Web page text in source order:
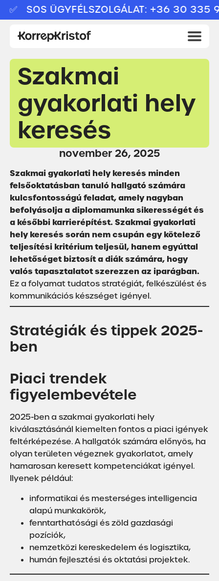
SOS ÜGYFÉLSZOLGÁLAT: +36 30 335
Szakmai
gyakorlati hely
keresés
november 26, 2025
Szakmai gyakorlati hely keresés minden
felsőoktatásban tanuló hallgató számára
kulcsfontosságú feladat, amely nagyban
befolyásolja a diplomamunka sikerességét és
a későbbi karrierépítést. Szakmai gyakorlati
hely keresés során nem csupán egy kötelező
teljesítési kritérium teljesül, hanem egyúttal
lehetőséget biztosít a diák számára, hogy
valós tapasztalatot szerezzen az iparágban.
Ez a folyamat tudatos stratégiát, felkészülést és
kommunikációs készséget igényel.
Stratégiák és tippek 2025-
ben
Piaci trendek
figyelembevétele
2025-ben a szakmai gyakorlati hely
kiválasztásánál kiemelten fontos a piaci igények
feltérképezése. A hallgatók számára előnyös, ha
olyan területen végeznek gyakorlatot, amely
hamarosan keresett kompetenciákat igényel.
Ilyenek például:
informatikai és mesterséges intelligencia
alapú munkakörök,
fenntarthatósági és zöld gazdasági
pozíciók,
nemzetközi kereskedelem és logisztika,
humán fejlesztési és oktatási projektek.